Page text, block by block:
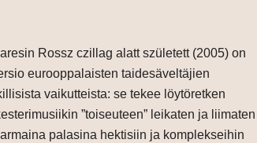
Rossz czillag alatt született (2005) on
eurooppalaisten taidesäveltäjien
vaikutteista: se tekee löytöretken
”toiseuteen” leikaten ja liimaten
palasina hektisiin ja komplekseihin